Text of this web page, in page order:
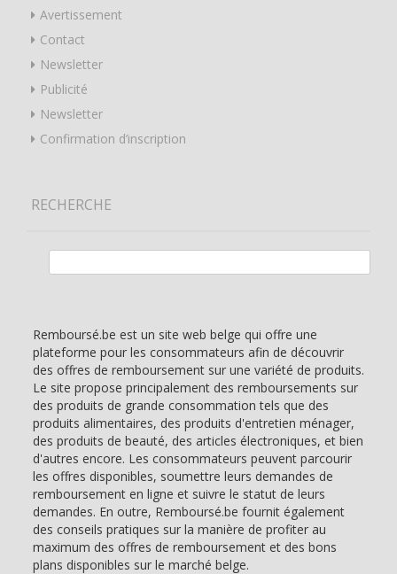
Avertissement
Contact
Newsletter
Publicité
Newsletter
Confirmation d’inscription
RECHERCHE
Remboursé.be est un site web belge qui offre une
plateforme pour les consommateurs afin de découvrir
des offres de remboursement sur une variété de produits.
Le site propose principalement des remboursements sur
des produits de grande consommation tels que des
produits alimentaires, des produits d'entretien ménager,
des produits de beauté, des articles électroniques, et bien
d'autres encore. Les consommateurs peuvent parcourir
les offres disponibles, soumettre leurs demandes de
remboursement en ligne et suivre le statut de leurs
demandes. En outre, Remboursé.be fournit également
des conseils pratiques sur la manière de profiter au
maximum des offres de remboursement et des bons
plans disponibles sur le marché belge.